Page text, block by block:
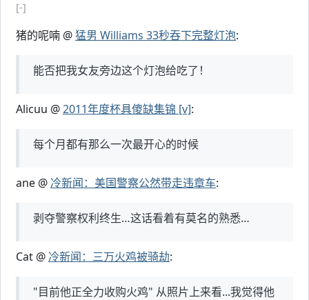
[-]
猪的呢喃 @猛男 Williams 33秒吞下完整灯泡:
能否把我女友旁边这个灯泡给吃了！
Alicuu @2011年度杯具傻缺集锦 [v]:
每个月都有那么一次最开心的时候
ane @ 冷新闻：美国警察公然带走违章车:
剥夺警察权利终生…这话看着有莫名的熟悉…
Cat @ 冷新闻：三万火鸡被骑劫:
"目前他正全力收购火鸡" 从照片上来看...我觉得他